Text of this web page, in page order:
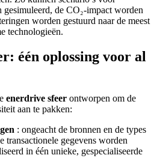
de CO₂-impact worden
worden gestuurd naar de meest
technologieën.
: één oplossing voor al
enerdrive sfeer ontworpen om de
aan te pakken:
: ongeacht de bronnen en de types
transactionele gegevens worden
in één unieke, gespecialiseerde